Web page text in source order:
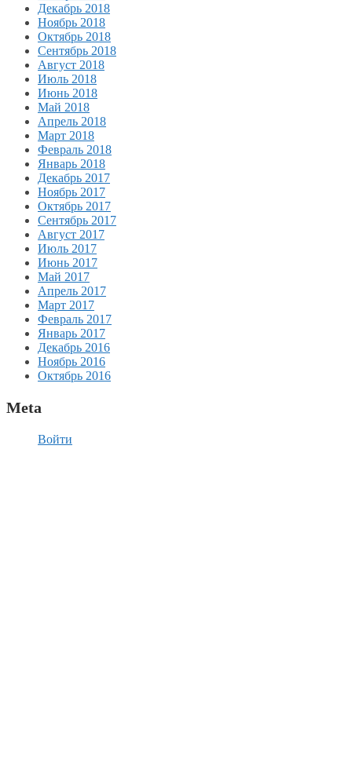
Декабрь 2018
Ноябрь 2018
Октябрь 2018
Сентябрь 2018
Август 2018
Июль 2018
Июнь 2018
Май 2018
Апрель 2018
Март 2018
Февраль 2018
Январь 2018
Декабрь 2017
Ноябрь 2017
Октябрь 2017
Сентябрь 2017
Август 2017
Июль 2017
Июнь 2017
Май 2017
Апрель 2017
Март 2017
Февраль 2017
Январь 2017
Декабрь 2016
Ноябрь 2016
Октябрь 2016
Meta
Войти